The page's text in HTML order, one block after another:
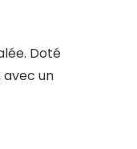
Doté
avec un